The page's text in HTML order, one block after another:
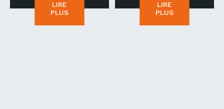
LIRE
PLUS
LIRE
PLUS